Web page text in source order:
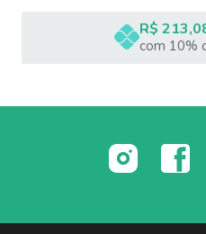
Alça de mão – ideal para pegar
Tripés de iluminação mais
R$
com 10%